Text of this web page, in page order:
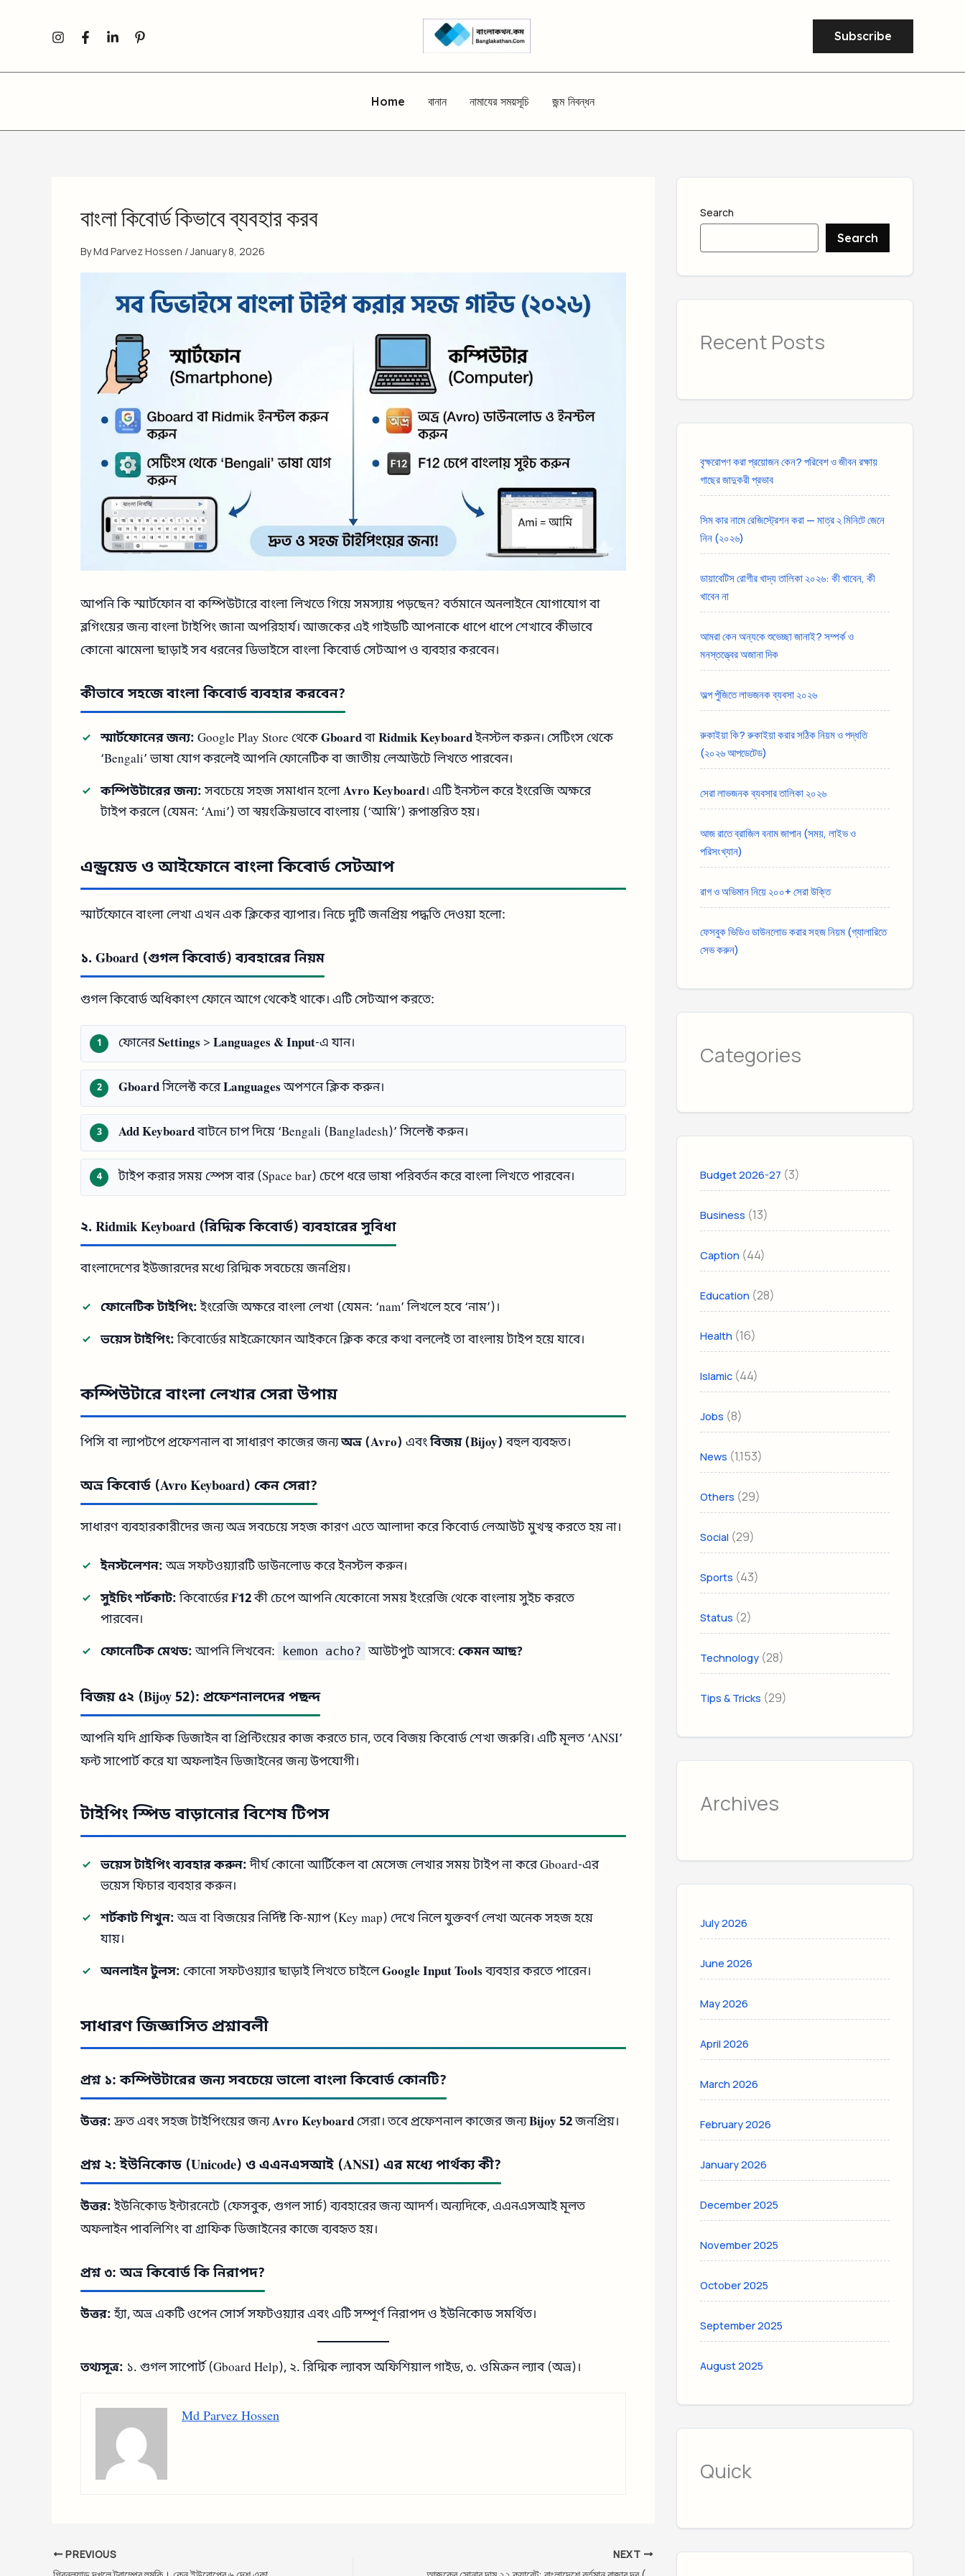
Subscribe
Home বানান নামাযের সময়সূচি জন্ম নিবন্ধন
বাংলা কিবোর্ড কিভাবে ব্যবহার করব
ByMd Parvez Hossen /January 8, 2026
আপনি কি স্মার্টফোন বা কম্পিউটারে বাংলা লিখতে গিয়ে সমস্যায় পড়ছেন? বর্তমানে অনলাইনে যোগাযোগ বা
ব্লগিংয়ের জন্য বাংলা টাইপিং জানা অপরিহার্য। আজকের এই গাইডটি আপনাকে ধাপে ধাপে শেখাবে কীভাবে
কোনো ঝামেলা ছাড়াই সব ধরনের ডিভাইসে বাংলা কিবোর্ড সেটআপ ও ব্যবহার করবেন।
কীভাবে সহজে বাংলা কিবোর্ড ব্যবহার করবেন?
স্মার্টফোনের জন্য: Google Play Store থেকেGboardবাRidmik Keyboardইনস্টল করুন। সেটিংস থেকে
‘Bengali’ ভাষা যোগ করলেই আপনি ফোনেটিক বা জাতীয় লেআউটে লিখতে পারবেন।
কম্পিউটারের জন্য:সবচেয়ে সহজ সমাধান হলোAvro Keyboard। এটি ইনস্টল করে ইংরেজি অক্ষরে
টাইপ করলে (যেমন: ‘Ami’) তা স্বয়ংক্রিয়ভাবে বাংলায় (‘আমি’) রূপান্তরিত হয়।
এন্ড্রয়েড ও আইফোনে বাংলা কিবোর্ড সেটআপ
স্মার্টফোনে বাংলা লেখা এখন এক ক্লিকের ব্যাপার। নিচে দুটি জনপ্রিয় পদ্ধতি দেওয়া হলো:
১. Gboard (গুগল কিবোর্ড) ব্যবহারের নিয়ম
গুগল কিবোর্ড অধিকাংশ ফোনে আগে থেকেই থাকে। এটি সেটআপ করতে:
ফোনেরSettings > Languages & Input-এ যান।
Gboardসিলেক্ট করেLanguagesঅপশনে ক্লিক করুন।
Add Keyboardবাটনে চাপ দিয়ে ‘Bengali (Bangladesh)’ সিলেক্ট করুন।
টাইপ করার সময় স্পেস বার (Space bar) চেপে ধরে ভাষা পরিবর্তন করে বাংলা লিখতে পারবেন।
২. Ridmik Keyboard (রিদ্মিক কিবোর্ড) ব্যবহারের সুবিধা
বাংলাদেশের ইউজারদের মধ্যে রিদ্মিক সবচেয়ে জনপ্রিয়।
ফোনেটিক টাইপিং:ইংরেজি অক্ষরে বাংলা লেখা (যেমন: ‘nam’ লিখলে হবে ‘নাম’)।
ভয়েস টাইপিং:কিবোর্ডের মাইক্রোফোন আইকনে ক্লিক করে কথা বললেই তা বাংলায় টাইপ হয়ে যাবে।
কম্পিউটারে বাংলা লেখার সেরা উপায়
পিসি বা ল্যাপটপে প্রফেশনাল বা সাধারণ কাজের জন্যঅভ্র (Avro) এবংবিজয় (Bijoy) বহুল ব্যবহৃত।
অভ্র কিবোর্ড (Avro Keyboard) কেন সেরা?
সাধারণ ব্যবহারকারীদের জন্য অভ্র সবচেয়ে সহজ কারণ এতে আলাদা করে কিবোর্ড লেআউট মুখস্থ করতে হয় না।
ইনস্টলেশন:অভ্র সফটওয়্যারটি ডাউনলোড করে ইনস্টল করুন।
সুইচিং শর্টকাট:কিবোর্ডেরF12কী চেপে আপনি যেকোনো সময় ইংরেজি থেকে বাংলায় সুইচ করতে
পারবেন।
ফোনেটিক মেথড:আপনি লিখবেন: kemon acho? আউটপুট আসবে: কেমন আছ?
বিজয় ৫২ (Bijoy 52): প্রফেশনালদের পছন্দ
আপনি যদি গ্রাফিক ডিজাইন বা প্রিন্টিংয়ের কাজ করতে চান, তবে বিজয় কিবোর্ড শেখা জরুরি। এটি মূলত ‘ANSI’
ফন্ট সাপোর্ট করে যা অফলাইন ডিজাইনের জন্য উপযোগী।
টাইপিং স্পিড বাড়ানোর বিশেষ টিপস
ভয়েস টাইপিং ব্যবহার করুন:দীর্ঘ কোনো আর্টিকেল বা মেসেজ লেখার সময় টাইপ না করে Gboard-এর
ভয়েস ফিচার ব্যবহার করুন।
শর্টকাট শিখুন:অভ্র বা বিজয়ের নির্দিষ্ট কি-ম্যাপ (Key map) দেখে নিলে যুক্তবর্ণ লেখা অনেক সহজ হয়ে
যায়।
অনলাইন টুলস: কোনো সফটওয়্যার ছাড়াই লিখতে চাইলেGoogle Input Toolsব্যবহার করতে পারেন।
সাধারণ জিজ্ঞাসিত প্রশ্নাবলী
প্রশ্ন ১: কম্পিউটারের জন্য সবচেয়ে ভালো বাংলা কিবোর্ড কোনটি?
উত্তর:দ্রুত এবং সহজ টাইপিংয়ের জন্যAvro Keyboardসেরা। তবে প্রফেশনাল কাজের জন্যBijoy 52জনপ্রিয়।
প্রশ্ন ২: ইউনিকোড (Unicode) ও এএনএসআই (ANSI) এর মধ্যে পার্থক্য কী?
উত্তর:ইউনিকোড ইন্টারনেটে (ফেসবুক, গুগল সার্চ) ব্যবহারের জন্য আদর্শ। অন্যদিকে, এএনএসআই মূলত
অফলাইন পাবলিশিং বা গ্রাফিক ডিজাইনের কাজে ব্যবহৃত হয়।
প্রশ্ন ৩: অভ্র কিবোর্ড কি নিরাপদ?
উত্তর:হ্যাঁ, অভ্র একটি ওপেন সোর্স সফটওয়্যার এবং এটি সম্পূর্ণ নিরাপদ ও ইউনিকোড সমর্থিত।
তথ্যসূত্র: ১. গুগল সাপোর্ট (Gboard Help), ২. রিদ্মিক ল্যাবস অফিশিয়াল গাইড, ৩. ওমিক্রন ল্যাব (অভ্র)।
Md Parvez Hossen
PREVIOUS NEXT
Search
Search
Recent Posts
বৃক্ষরোপণ করা প্রয়োজন কেন? পরিবেশ ও জীবন রক্ষায়
গাছের জাদুকরী প্রভাব
সিম কার নামে রেজিস্ট্রেশন করা — মাত্র ২ মিনিটে জেনে
নিন (২০২৬)
ডায়াবেটিস রোগীর খাদ্য তালিকা ২০২৬: কী খাবেন, কী
খাবেন না
আমরা কেন অন্যকে শুভেচ্ছা জানাই? সম্পর্ক ও
মনস্তত্ত্বের অজানা দিক
অল্প পুঁজিতে লাভজনক ব্যবসা ২০২৬
রুকাইয়া কি? রুকাইয়া করার সঠিক নিয়ম ও পদ্ধতি
(২০২৬ আপডেটেড)
সেরা লাভজনক ব্যবসার তালিকা ২০২৬
আজ রাতে ব্রাজিল বনাম জাপান (সময়, লাইভ ও
পরিসংখ্যান)
রাগ ও অভিমান নিয়ে ২০০+ সেরা উক্তি
ফেসবুক ভিডিও ডাউনলোড করার সহজ নিয়ম (গ্যালারিতে
সেভ করুন)
Categories
Budget 2026-27 (3)
Business (13)
Caption (44)
Education (28)
Health (16)
Islamic (44)
Jobs (8)
News (1,153)
Others (29)
Social (29)
Sports (43)
Status (2)
Technology (28)
Tips & Tricks (29)
Archives
July 2026
June 2026
May 2026
April 2026
March 2026
February 2026
January 2026
December 2025
November 2025
October 2025
September 2025
August 2025
Quick